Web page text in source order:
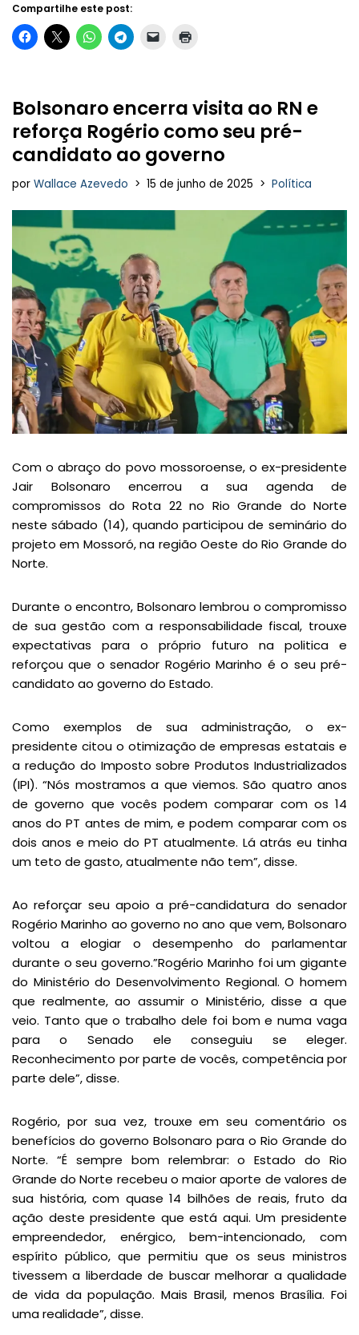
Compartilhe este post:
Bolsonaro encerra visita ao RN e
reforça Rogério como seu pré-
candidato ao governo
por Wallace Azevedo 15 de junho de 2025 Política
Com o abraço do povo mossoroense, o ex-presidente
Jair Bolsonaro encerrou a sua agenda de
compromissos do Rota 22 no Rio Grande do Norte
neste sábado (14), quando participou de seminário do
projeto em Mossoró, na região Oeste do Rio Grande do
Norte.
Durante o encontro, Bolsonaro lembrou o compromisso
de sua gestão com a responsabilidade fiscal, trouxe
expectativas para o próprio futuro na politica e
reforçou que o senador Rogério Marinho é o seu pré-
candidato ao governo do Estado.
Como exemplos de sua administração, o ex-
presidente citou o otimização de empresas estatais e
a redução do Imposto sobre Produtos Industrializados
(IPI). “Nós mostramos a que viemos. São quatro anos
de governo que vocês podem comparar com os 14
anos do PT antes de mim, e podem comparar com os
dois anos e meio do PT atualmente. Lá atrás eu tinha
um teto de gasto, atualmente não tem”, disse.
Ao reforçar seu apoio a pré-candidatura do senador
Rogério Marinho ao governo no ano que vem, Bolsonaro
voltou a elogiar o desempenho do parlamentar
durante o seu governo.”Rogério Marinho foi um gigante
do Ministério do Desenvolvimento Regional. O homem
que realmente, ao assumir o Ministério, disse a que
veio. Tanto que o trabalho dele foi bom e numa vaga
para o Senado ele conseguiu se eleger.
Reconhecimento por parte de vocês, competência por
parte dele”, disse.
Rogério, por sua vez, trouxe em seu comentário os
benefícios do governo Bolsonaro para o Rio Grande do
Norte. “É sempre bom relembrar: o Estado do Rio
Grande do Norte recebeu o maior aporte de valores de
sua história, com quase 14 bilhões de reais, fruto da
ação deste presidente que está aqui. Um presidente
empreendedor, enérgico, bem-intencionado, com
espírito público, que permitiu que os seus ministros
tivessem a liberdade de buscar melhorar a qualidade
de vida da população. Mais Brasil, menos Brasília. Foi
uma realidade”, disse.